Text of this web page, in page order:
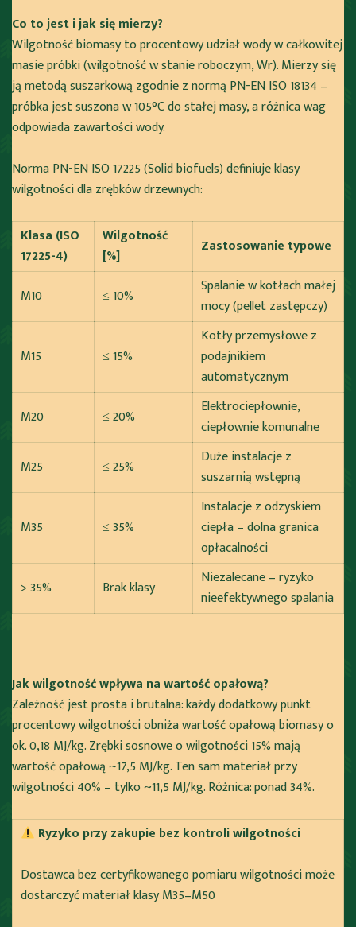
Co to jest i jak się mierzy?
Wilgotność biomasy to procentowy udział wody w całkowitej
masie próbki (wilgotność w stanie roboczym, Wr). Mierzy się
ją metodą suszarkową zgodnie z normą PN-EN ISO 18134 –
próbka jest suszona w 105°C do stałej masy, a różnica wag
odpowiada zawartości wody.
Norma PN-EN ISO 17225 (Solid biofuels) definiuje klasy
wilgotności dla zrębków drzewnych:
Klasa (ISO
17225-4)
Wilgotność
[%]
Zastosowanie typowe
M10 ≤ 10%
Spalanie w kotłach małej
mocy (pellet zastępczy)
M15 ≤ 15%
Kotły przemysłowe z
podajnikiem
automatycznym
M20
≤ 20%
Elektrociepłownie,
ciepłownie komunalne
M25
≤ 25%
Duże instalacje z
suszarnią wstępną
M35 ≤ 35%
Instalacje z odzyskiem
ciepła – dolna granica
opłacalności
> 35%
Brak klasy
Niezalecane – ryzyko
nieefektywnego spalania
Jak wilgotność wpływa na wartość opałową?
Zależność jest prosta i brutalna: każdy dodatkowy punkt
procentowy wilgotności obniża wartość opałową biomasy o
ok. 0,18 MJ/kg. Zrębki sosnowe o wilgotności 15% mają
wartość opałową ~17,5 MJ/kg. Ten sam materiał przy
wilgotności 40% – tylko ~11,5 MJ/kg. Różnica: ponad 34%.
Ryzyko przy zakupie bez kontroli wilgotności
Dostawca bez certyfikowanego pomiaru wilgotności może
dostarczyć materiał klasy M35–M50